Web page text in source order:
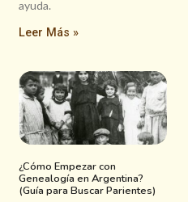
ayuda.
Leer Más »
¿Cómo Empezar con
Genealogía en Argentina?
(Guía para Buscar Parientes)